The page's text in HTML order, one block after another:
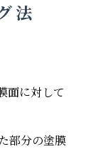
法
面に対して
部分の塗膜